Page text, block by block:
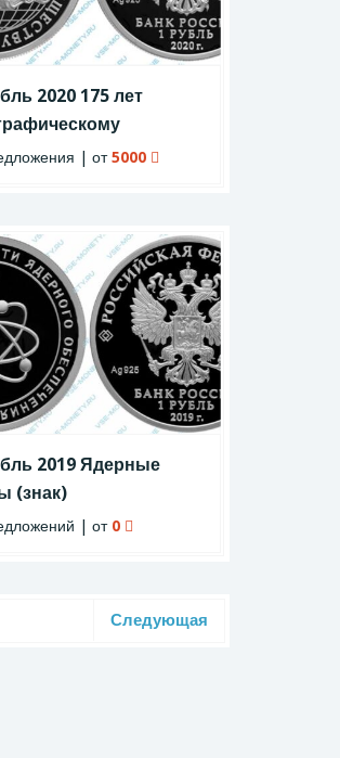
2020 175 лет
| от5000
2019 Ядерные
(знак)
| от 0
Следующая